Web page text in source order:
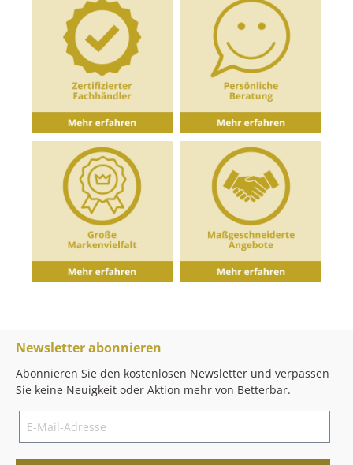
Newsletter abonnieren
Abonnieren Sie den kostenlosen Newsletter und verpassen
Sie keine Neuigkeit oder Aktion mehr von Betterbar.